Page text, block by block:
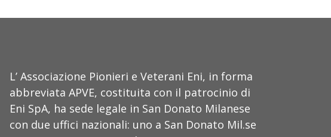
L’ Associazione Pionieri e Veterani Eni, in forma
abbreviata APVE, costituita con il patrocinio di
Eni SpA, ha sede legale in San Donato Milanese
con due uffici nazionali: uno a San Donato Mil.se